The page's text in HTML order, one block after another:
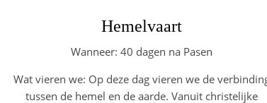
Hemelvaart
Wanneer: 40 dagen na Pasen
Wat vieren we: Op deze dag vieren we de
tussen de hemel en de aarde. Vanuit christelijke